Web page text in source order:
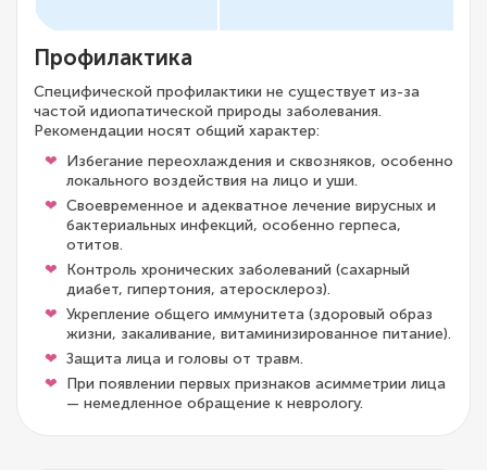
Профилактика
Специфической профилактики не существует из-за
частой идиопатической природы заболевания.
Рекомендации носят общий характер:
Избегание переохлаждения и сквозняков, особенно
локального воздействия на лицо и уши.
Своевременное и адекватное лечение вирусных и
бактериальных инфекций, особенно герпеса,
отитов.
Контроль хронических заболеваний (сахарный
диабет, гипертония, атеросклероз).
Укрепление общего иммунитета (здоровый образ
жизни, закаливание, витаминизированное питание).
Защита лица и головы от травм.
При появлении первых признаков асимметрии лица
— немедленное обращение к неврологу.